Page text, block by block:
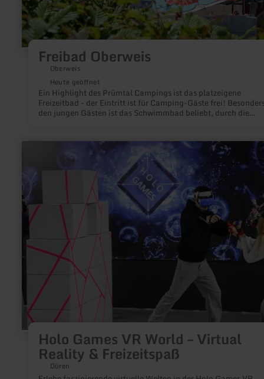
Freibad Oberweis
Oberweis
Heute geöffnet
Ein Highlight des Prümtal Campings ist das platzeigene
Freizeitbad - der Eintritt ist für Camping-Gäste frei!
den jungen Gästen ist das Schwimmbad beliebt, durch die
Holo Games VR World – Virtual
Reality & Freizeitspaß
Düren
VR
World
–
Virtual
&amp;
Freizeitspaß